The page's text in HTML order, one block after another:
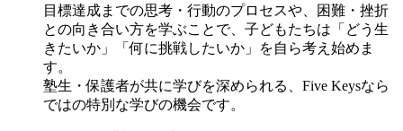
目標達成までの思考・行動のプロセスや、困難・挫折
との向き合い方を学ぶことで、子どもたちは「どう生
きたいか」「何に挑戦したいか」を自ら考え始めま
す。
塾生・保護者が共に学びを深められる、Five Keysなら
ではの特別な学びの機会です。